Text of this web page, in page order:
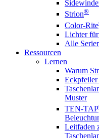
Strion®
Color-Rite
Lichter
Alle
Ressourcen
Lernen
Warum
Eckpfeiler
Muster
TEN-TAP
Leitfaden